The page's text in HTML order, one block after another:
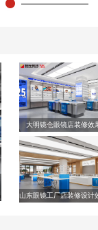
大明镜仓眼镜店装修效
山东眼镜工厂店装修设计